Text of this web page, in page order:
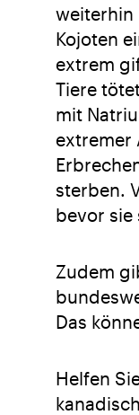
weiterhin
Kojoten
extrem
Tiere
mit
extremer
sterben.
bevor sie
Zudem
Das
Helfen